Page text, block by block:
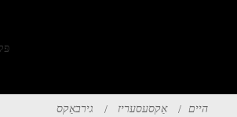
היים אַקסעסעריז גירבאַקס